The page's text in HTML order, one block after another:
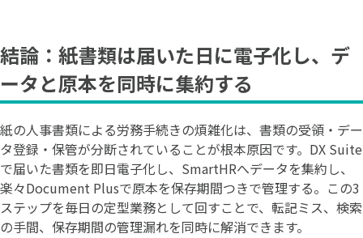
結論：紙書類は届いた日に電子化し、デ
ータと原本を同時に集約する
紙の人事書類による労務手続きの煩雑化は、書類の受領・デー
タ登録・保管が分断されていることが根本原因です。DX Suite
で届いた書類を即日電子化し、SmartHRへデータを集約し、
楽々Document Plusで原本を保存期間つきで管理する。この3
ステップを毎日の定型業務として回すことで、転記ミス、検索
の手間、保存期間の管理漏れを同時に解消できます。